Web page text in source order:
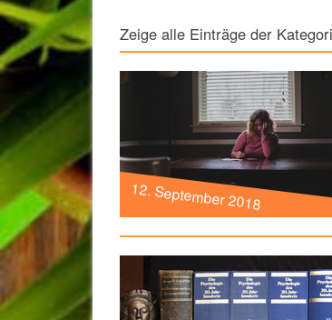
Zeige alle Einträge der
12. September 2018